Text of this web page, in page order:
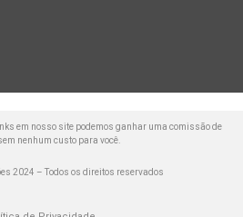
em nosso site podemos ganhar uma comissão de
nenhum custo para você.
2024 – Todos os direitos reservados